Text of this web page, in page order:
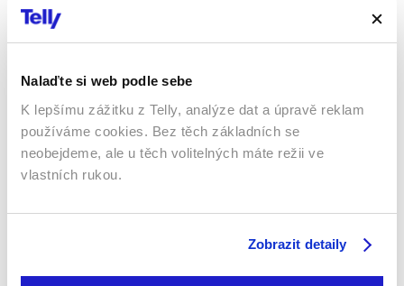
Nalaďte si web podle sebe
K lepšímu zážitku z Telly, analýze dat a úpravě reklam
používáme cookies. Bez těch základních se
neobejdeme, ale u těch volitelných máte režii ve
vlastních rukou.
Zobrazit detaily